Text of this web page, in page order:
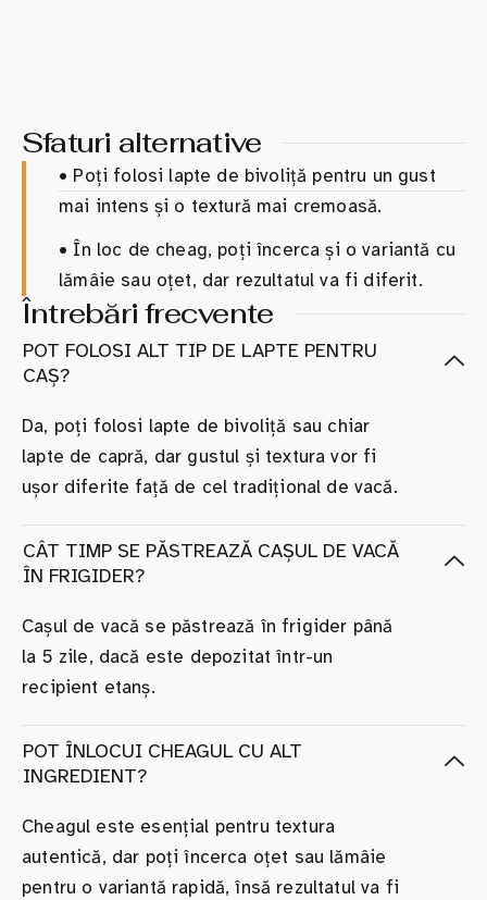
Sfaturi alternative
• Poți folosi lapte de bivoliță pentru un gust
mai intens și o textură mai cremoasă.
• În loc de cheag, poți încerca și o variantă cu
lămâie sau oțet, dar rezultatul va fi diferit.
Întrebări frecvente
POT FOLOSI ALT TIP DE LAPTE PENTRU
CAȘ?
Da, poți folosi lapte de bivoliță sau chiar
lapte de capră, dar gustul și textura vor fi
ușor diferite față de cel tradițional de vacă.
CÂT TIMP SE PĂSTREAZĂ CAȘUL DE VACĂ
ÎN FRIGIDER?
Cașul de vacă se păstrează în frigider până
la 5 zile, dacă este depozitat într-un
recipient etanș.
POT ÎNLOCUI CHEAGUL CU ALT
INGREDIENT?
Cheagul este esențial pentru textura
autentică, dar poți încerca oțet sau lămâie
pentru o variantă rapidă, însă rezultatul va fi